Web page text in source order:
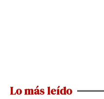
Lo más leído